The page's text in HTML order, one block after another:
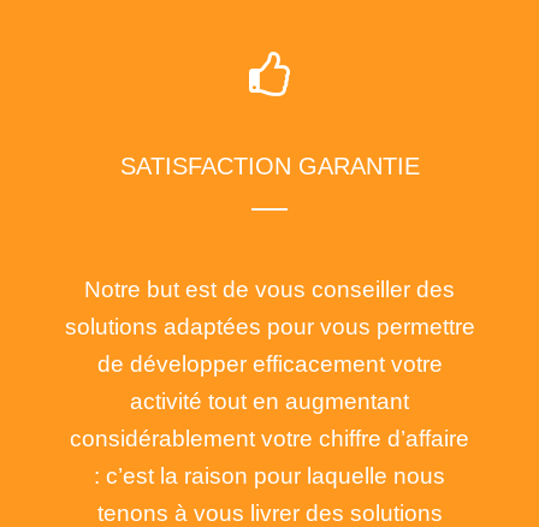
SATISFACTION GARANTIE
Notre but est de vous conseiller des
solutions adaptées pour vous permettre
de développer efficacement votre
activité tout en augmentant
considérablement votre chiffre d’affaire
: c’est la raison pour laquelle nous
tenons à vous livrer des solutions